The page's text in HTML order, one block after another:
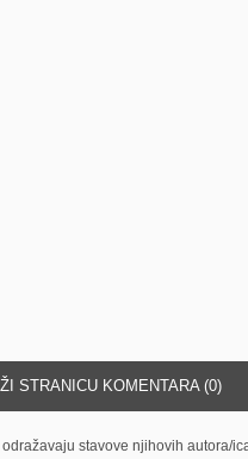
STRANICU KOMENTARA (0)
stavove njihovih autora/